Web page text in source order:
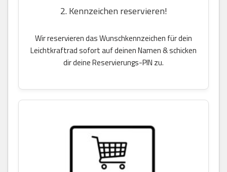
2. Kennzeichen reservieren!
Wir reservieren das Wunschkennzeichen für dein
Leichtkraftrad sofort auf deinen Namen & schicken
dir deine Reservierungs-PIN zu.